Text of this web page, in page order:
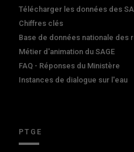
Télécharger les données des
Chiffres clés
Base de données nationale des
Métier d'animation du SAGE
FAQ - Réponses du Ministère
Instances de dialogue sur l'eau
PTGE